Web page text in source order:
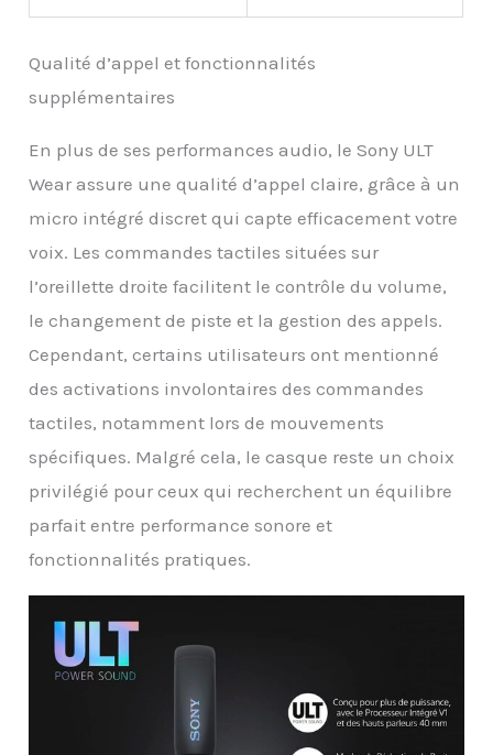
Qualité d’appel et fonctionnalités
supplémentaires
En plus de ses performances audio, le Sony ULT
Wear assure une qualité d’appel claire, grâce à un
micro intégré discret qui capte efficacement votre
voix. Les commandes tactiles situées sur
l’oreillette droite facilitent le contrôle du volume,
le changement de piste et la gestion des appels.
Cependant, certains utilisateurs ont mentionné
des activations involontaires des commandes
tactiles, notamment lors de mouvements
spécifiques. Malgré cela, le casque reste un choix
privilégié pour ceux qui recherchent un équilibre
parfait entre performance sonore et
fonctionnalités pratiques.